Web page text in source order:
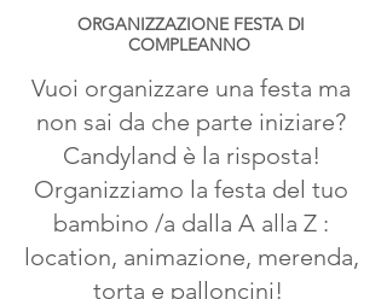
ORGANIZZAZIONE FESTA DI
COMPLEANNO
Vuoi organizzare una festa ma
non sai da che parte iniziare?
Candyland è la risposta!
Organizziamo la festa del tuo
bambino /a dalla A alla Z :
location, animazione, merenda,
torta e palloncini!